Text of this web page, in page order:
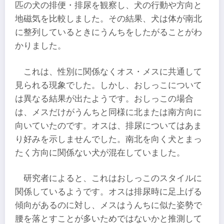
匹の犬の排便・排尿を観察し、犬の行動や方向と
地磁気を比較しました。その結果、犬は体が南北
に整列しているときにうんちをしたがることがわ
かりました。
これは、性別に関係なくオス・メスに共通して
見られる現象でした。しかし、おしっこについて
は異なる結果が出たようです。おしっこの場合
は、メスだけがうんちと同様に北または南方向に
向いていたのです。オスは、排尿についてはあま
り好みを示しませんでした。南北を向く犬とまっ
たく方向に関係ない犬が混在していました。
研究者によると、これはおしっこのスタイルに
関係しているようです。オスは排尿時に足上げる
傾向があるのに対し、メスはうんちに似た姿勢で
腰を落とすことが多いためではないかと推測して